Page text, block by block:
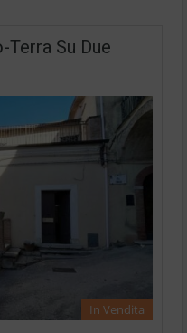
Terra Su Due
In Vendita